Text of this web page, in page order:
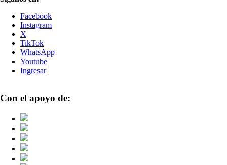
Facebook
Instagram
X
TikTok
WhatsApp
Youtube
Ingresar
Con el apoyo de: